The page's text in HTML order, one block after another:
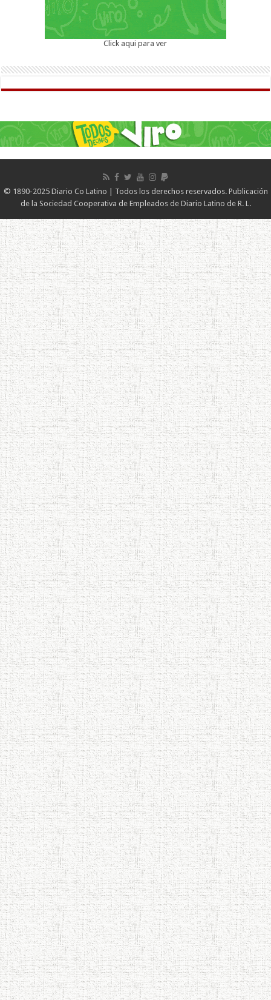
Click aqui para ver
© 1890-2025 Diario Co Latino | Todos los derechos reservados. Publicación
de la Sociedad Cooperativa de Empleados de Diario Latino de R. L.